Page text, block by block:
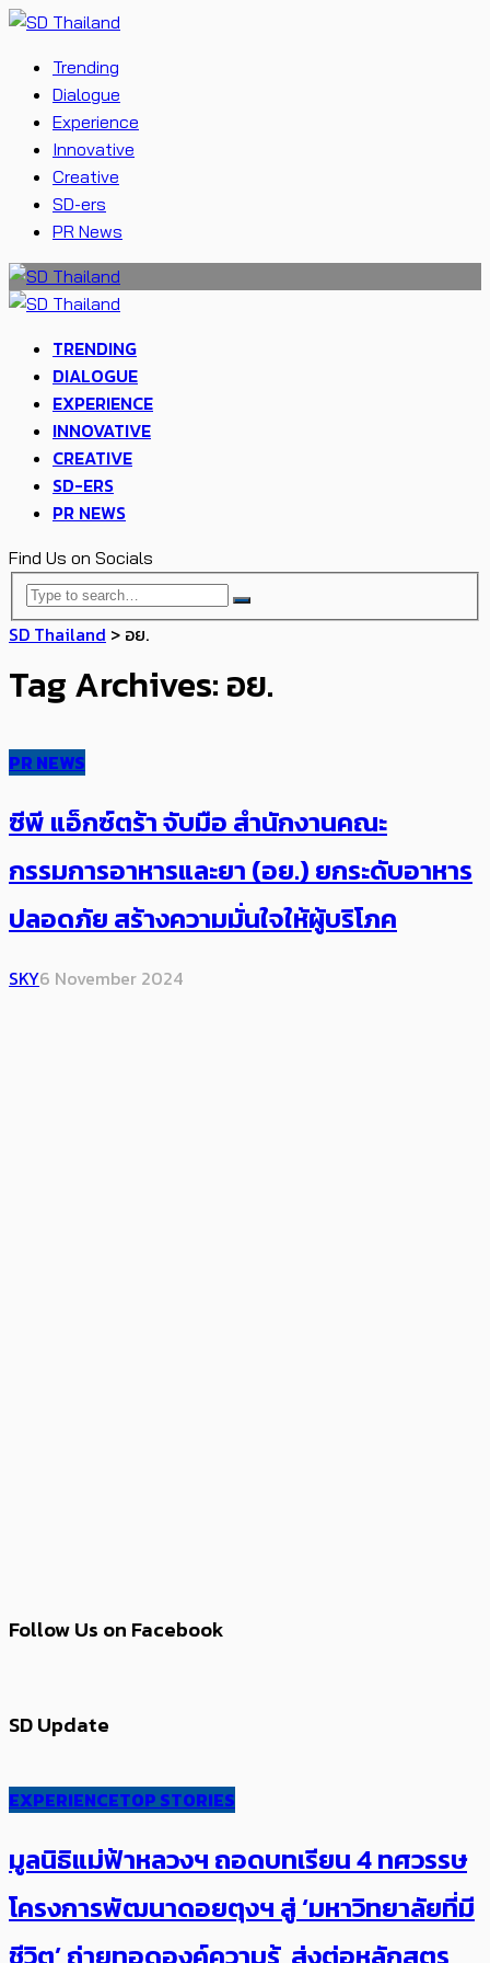
Trending
Dialogue
Experience
Innovative
Creative
SD-ers
PR News
TRENDING
DIALOGUE
EXPERIENCE
INNOVATIVE
CREATIVE
SD-ERS
PR NEWS
Find Us on Socials
SD Thailand > อย.
Tag Archives: อย.
PR NEWS
ซีพี แอ็กซ์ตร้า จับมือ สำนักงานคณะ
กรรมการอาหารและยา (อย.) ยกระดับอาหาร
ปลอดภัย สร้างความมั่นใจให้ผู้บริโภค
SKY6 November 2024
Follow Us on Facebook
SD Update
EXPERIENCETOP STORIES
มูลนิธิแม่ฟ้าหลวงฯ ถอดบทเรียน 4 ทศวรรษ
โครงการพัฒนาดอยตุงฯ สู่ ‘มหาวิทยาลัยที่มี